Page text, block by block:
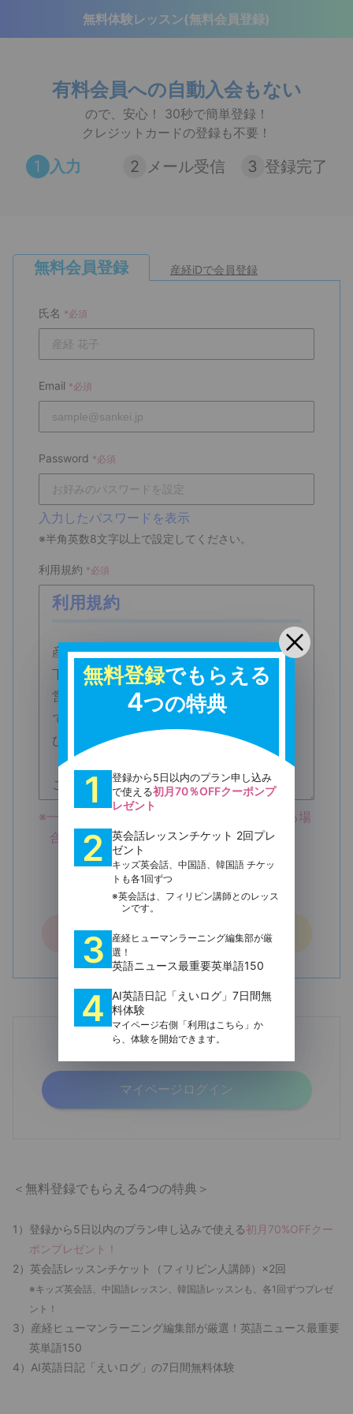
無料体験レッスン(無料会員登録)
有料会員への自動入会もない
ので、安心！
30秒で簡単登録！
クレジットカードの登録も不要！
1 入力 2 メール受信 3 登録完了
無料会員登録 産経iDで会員登録
氏名 *必須
Email *必須
Password *必須
入力したパスワードを表示
※半角英数8文字以上で設定してください。
利用規約 *必須
利用規約
産経ヒューマンラーニング株式会社（以
下、「当社」といいます）は、当社が運
営する「産経オンライン英会話Plus」上
で提供するオンライン英会話サービス並
びにその他関連するサービス（以下、
「本サービス」といいます）を利用する
ことに関して、以下のとおり利用規約
（以下、「本利用規約」といいます）を
定めます。利用を希望する者は、必ず本
利用規約を本サービス利用前によく読む
ものとし、本サービスを利用する時点で
本利用規約の内容を承諾したものとみな
定義
第1条
本利用規約において使用する用語を、以
「会員」とは、本サービスを利用する
ため、当社サイト
本サービスの利用に必要な情報を登録
し、アカウントを当社から付与された
者、及び当社が会員と独立して決済す
ることを承諾したサブアカウントの利
用者をいいます。
「サブアカウント」とは、アカウント
を持った会員が、第3条第7項に定める
範囲内の家族もしくは会員が所属する
※一番下までお読みいただきご同意いただける場
合、同意して進むボタンを押してください。
プライバシーポリシー
をお読みください。
同意して進む
既に会員の方はこちら
マイページログイン
＜無料登録でもらえる4つの特典＞
1）登録から5日以内のプラン申し込みで使える初月70%OFFクー
ポンプレゼント！
2）英会話レッスンチケット（フィリピン人講師）×2回
※キッズ英会話、中国語レッスン、韓国語レッスンも、各1回ずつプレゼ
ント！
3）産経ヒューマンラーニング編集部が厳選！英語ニュース最重要
英単語150
4）AI英語日記「えいログ」の7日間無料体験
無料登録でもらえる
4つの特典
1
登録から5日以内のプラン申し込み
で使える初月70％OFFクーポンプ
レゼント
2
英会話レッスンチケット 2回プレ
ゼント
キッズ英会話、中国語、韓国語 チケッ
トも各1回ずつ
※英会話は、フィリピン講師とのレッス
ンです。
3
産経ヒューマンラーニング編集部が厳
選！
英語ニュース最重要英単語150
4
AI英語日記「えいログ」7日間無
料体験
マイページ右側「利用はこちら」か
ら、体験を開始できます。